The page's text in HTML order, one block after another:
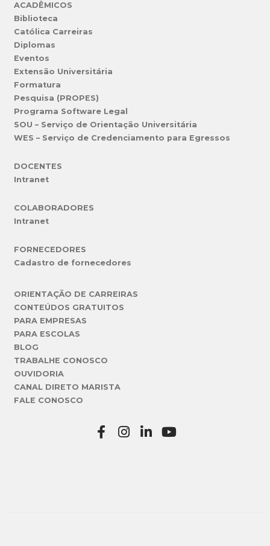
ACADÊMICOS
Biblioteca
Católica Carreiras
Diplomas
Eventos
Extensão Universitária
Formatura
Pesquisa (PROPES)
Programa Software Legal
SOU – Serviço de Orientação Universitária
WES – Serviço de Credenciamento para Egressos
DOCENTES
Intranet
COLABORADORES
Intranet
FORNECEDORES
Cadastro de fornecedores
ORIENTAÇÃO DE CARREIRAS
CONTEÚDOS GRATUITOS
PARA EMPRESAS
PARA ESCOLAS
BLOG
TRABALHE CONOSCO
OUVIDORIA
CANAL DIRETO MARISTA
FALE CONOSCO